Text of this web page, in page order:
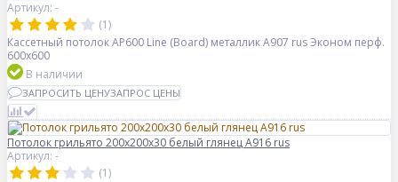
Артикул: -
(1)
Кассетный потолок AP600 Line (Board) металлик А907 rus Эконом перф.
600x600
В наличии
ЗАПРОСИТЬ ЦЕНУЗАПРОС ЦЕНЫ
Потолок грильято 200х200х30 белый глянец А916 rus
Артикул: -
(1)